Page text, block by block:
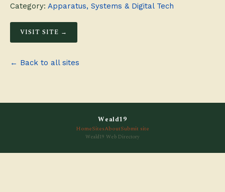
Category: Apparatus, Systems & Digital Tech
VISIT SITE →
← Back to all sites
Weald19
HomeSitesAboutSubmit site
Weald19 Web Directory